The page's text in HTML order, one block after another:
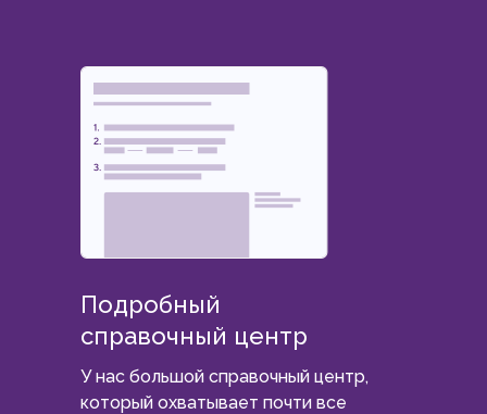
Подробный
справочный центр
У нас большой справочный центр,
который охватывает почти все